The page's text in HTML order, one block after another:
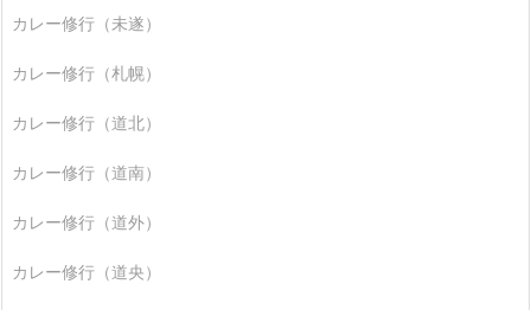
カレー修行（未遂）
カレー修行（札幌）
カレー修行（道北）
カレー修行（道南）
カレー修行（道外）
カレー修行（道央）